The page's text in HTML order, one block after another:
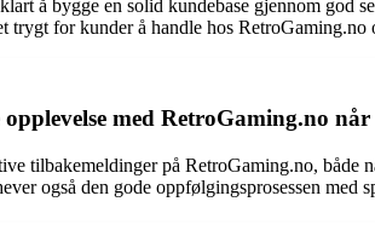
å bygge en solid kundebase gjennom
trygt for kunder å handle hos
opplevelse med RetroGaming.no
tilbakemeldinger på RetroGaming.no,
også den gode oppfølgingsprosessen med